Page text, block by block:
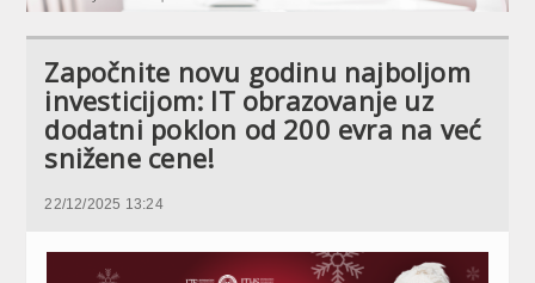
Započnite novu godinu najboljom
investicijom: IT obrazovanje uz
dodatni poklon od 200 evra na već
snižene cene!
22/12/2025 13:24